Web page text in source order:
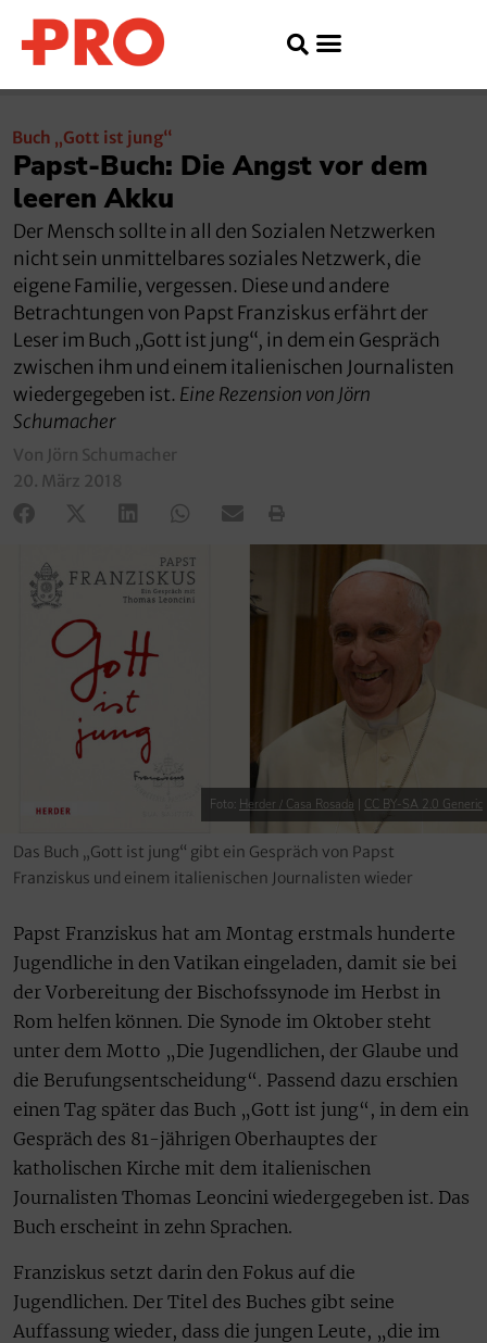
Buch „Gott ist jung“
Papst-Buch: Die Angst vor dem
leeren Akku
Der Mensch sollte in all den Sozialen Netzwerken
nicht sein unmittelbares soziales Netzwerk, die
eigene Familie, vergessen. Diese und andere
Betrachtungen von Papst Franziskus erfährt der
Leser im Buch „Gott ist jung“, in dem ein Gespräch
zwischen ihm und einem italienischen Journalisten
wiedergegeben ist. Eine Rezension von Jörn
Schumacher
Von Jörn Schumacher
20. März 2018
Foto: Herder / Casa Rosada CC BY-SA 2.0 Generic
Das Buch „Gott ist jung“ gibt ein Gespräch von Papst
Franziskus und einem italienischen Journalisten wieder
Papst Franziskus hat am Montag erstmals hunderte
Jugendliche in den Vatikan eingeladen, damit sie bei
der Vorbereitung der Bischofssynode im Herbst in
Rom helfen können. Die Synode im Oktober steht
unter dem Motto „Die Jugendlichen, der Glaube und
die Berufungsentscheidung“. Passend dazu erschien
einen Tag später das Buch „Gott ist jung“, in dem ein
Gespräch des 81-jährigen Oberhauptes der
katholischen Kirche mit dem italienischen
Journalisten Thomas Leoncini wiedergegeben ist. Das
Buch erscheint in zehn Sprachen.
Franziskus setzt darin den Fokus auf die
Jugendlichen. Der Titel des Buches gibt seine
Auffassung wieder, dass die jungen Leute, „die im